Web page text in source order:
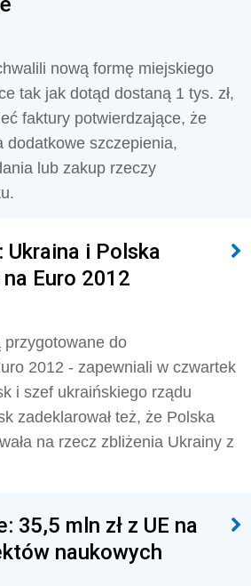
nową formę miejskiego
tak jak dotąd dostaną 1 tys. zł,
faktury potwierdzające, że
dodatkowe szczepienia,
lub zakup rzeczy
Ukraina i Polska
Euro 2012
przygotowane do
2012 - zapewniali w czwartek
i szef ukraińskiego rządu
zadeklarował też, że Polska
na rzecz zbliżenia Ukrainy z
35,5 mln zł z UE na
naukowych